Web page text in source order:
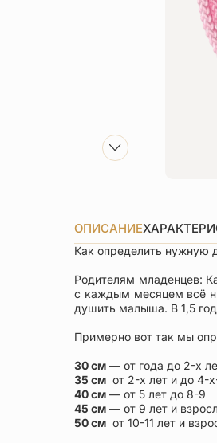
ОПИСАНИЕ
Как определить нужную
Родителям младенцев:
с каждым месяцем всё
душить малыша. В 1,5
Примерно вот так мы
30 см — от года до 2-х
35 см от 2-х лет и до 4-
40 см — от 5 лет до 8-9
45 см — от 9 лет и
50 см от 10-11 лет и